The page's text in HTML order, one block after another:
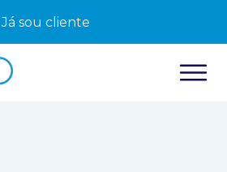
Já sou cliente